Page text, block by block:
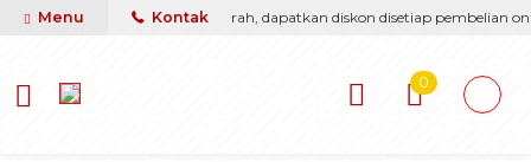
berikan yang terbaik & termurah, dapatkan diskon disetiap pembelian
Menu Kontak
0